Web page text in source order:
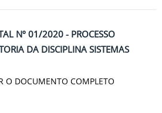
Nº 01/2020 - PROCESSO
DA DISCIPLINA SISTEMAS
O DOCUMENTO COMPLETO